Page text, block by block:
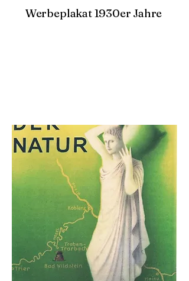
Werbeplakat 1930er Jahre